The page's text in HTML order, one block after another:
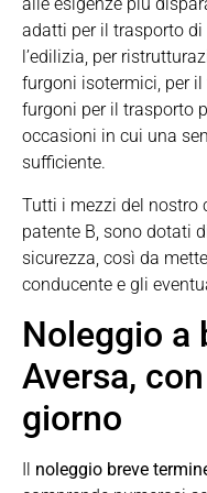
alle esigenze più
adatti per il trasporto
l’edilizia, per
furgoni isotermici, per
furgoni per il trasporto
occasioni in cui una
sufficiente.
Tutti i mezzi del nostro
patente B, sono dotati
sicurezza, così da
conducente e gli
Noleggio a
Aversa,
giorno
noleggio breve